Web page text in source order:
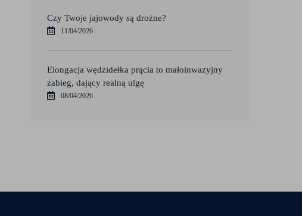
Czy Twoje jajowody są drożne?
11/04/2026
Elongacja wędzidełka prącia to małoinwazyjny
zabieg, dający realną ulgę
08/04/2026